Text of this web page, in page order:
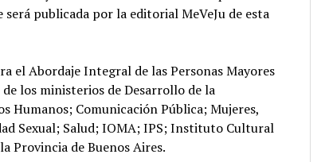
publicada por la editorial MeVeJu de esta
el Abordaje Integral de las Personas Mayores
los ministerios de Desarrollo de la
Humanos; Comunicación Pública; Mujeres,
Sexual; Salud; IOMA; IPS; Instituto Cultural
Provincia de Buenos Aires.